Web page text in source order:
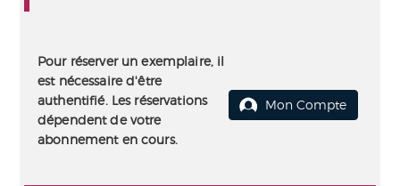
Pour réserver un exemplaire, il
est nécessaire d'être
authentifié. Les réservations
dépendent de votre
abonnement en cours.
Mon Compte